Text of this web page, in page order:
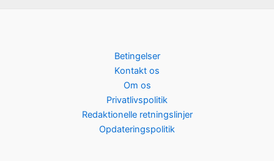
Betingelser
Kontakt os
Om os
Privatlivspolitik
Redaktionelle retningslinjer
Opdateringspolitik